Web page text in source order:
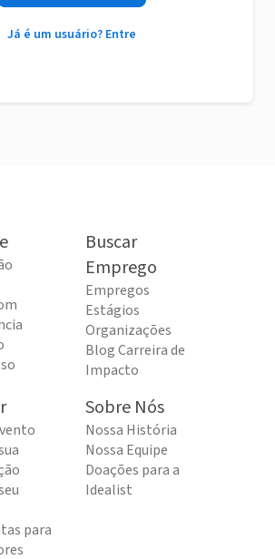
Já é um usuário? Entre
Buscar
Emprego
Empregos
Estágios
Organizações
Blog Carreira de
Impacto
para
Sobre Nós
Nossa História
Nossa Equipe
Doações para a
Idealist